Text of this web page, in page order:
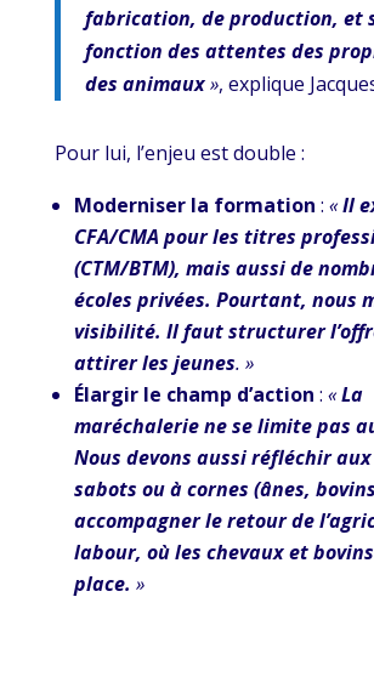
fabrication, de production, et
fonction des attentes des
des animaux», explique
Pour lui, l’enjeu est double :
Moderniser la formation : «Il
CFA/CMA pour les titres
(CTM/BTM), mais aussi de
écoles privées. Pourtant, nous
visibilité. Il faut structurer
attirer les jeunes. »
Élargir le champ d’action : «La
maréchalerie ne se limite pas
Nous devons aussi réfléchir
sabots ou à cornes (ânes,
accompagner le retour de
labour, où les chevaux et
place. »